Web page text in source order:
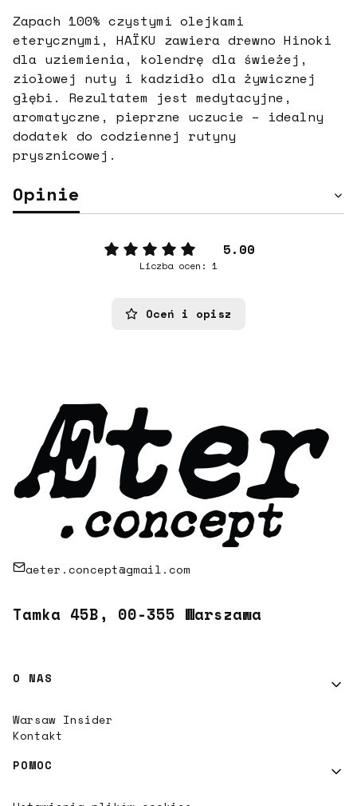
Zapach 100% czystymi olejkami
eterycznymi, HAÏKU zawiera drewno Hinoki
dla uziemienia, kolendrę dla świeżej,
ziołowej nuty i kadzidło dla żywicznej
głębi. Rezultatem jest medytacyjne,
aromatyczne, pieprzne uczucie – idealny
dodatek do codziennej rutyny
prysznicowej.
Opinie
5.00
Liczba ocen: 1
Oceń i opisz
aeter.concept@gmail.com
Tamka 45B, 00-355 Warszawa
Linki w stopce
O NAS
Warsaw Insider
Kontakt
POMOC